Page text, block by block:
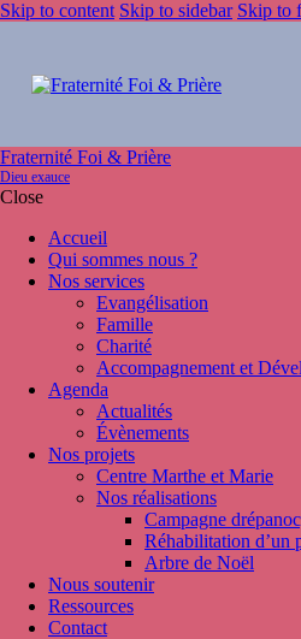
Skip to content Skip to sidebar Skip to
Fraternité Foi & Prière
Dieu exauce
Close
Accueil
Qui sommes nous ?
Nos services
Evangélisation
Famille
Charité
Accompagnement et
Agenda
Actualités
Évènements
Nos projets
Centre Marthe et Marie
Nos réalisations
Campagne
Réhabilitation d’un
Arbre de Noël
Nous soutenir
Ressources
Contact